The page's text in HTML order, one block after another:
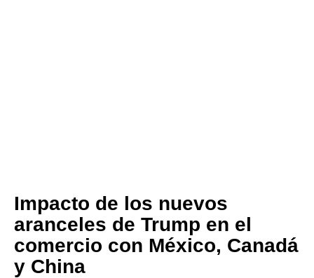
Impacto de los nuevos
aranceles de Trump en el
comercio con México, Canadá
y China